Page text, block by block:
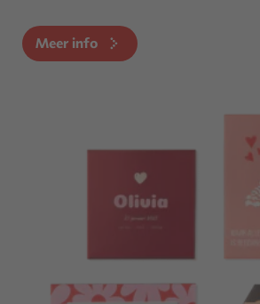
Meer info